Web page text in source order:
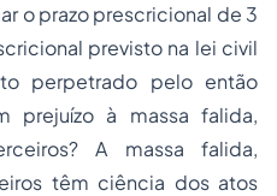
o prazo prescricional de 3
previsto na lei civil
perpetrado pelo então
prejuízo à massa falida,
A massa falida,
têm ciência dos atos